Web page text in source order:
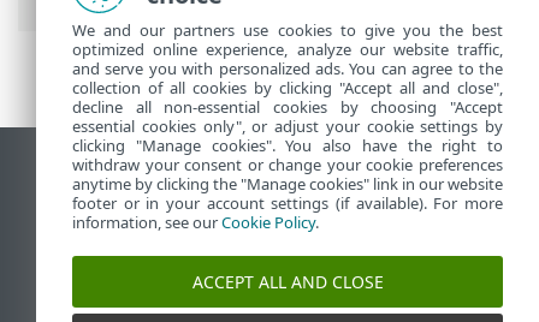
Ver site para desktop
End of Life
Base de conhecimento ESET
Fórum ESET
ESET Status Portal
We and our partners use cookies to give you the best
optimized online experience, analyze our website traffic,
and serve you with personalized ads. You can agree to the
collection of all cookies by clicking "Accept all and close",
decline all non-essential cookies by choosing "Accept
essential cookies only", or adjust your cookie settings by
clicking "Manage cookies". You also have the right to
withdraw your consent or change your cookie preferences
anytime by clicking the "Manage cookies" link in our website
footer or in your account settings (if available). For more
information, see ourCookie Policy.
ACCEPT ALL AND CLOSE